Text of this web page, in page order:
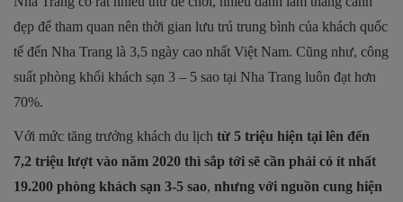
đẹp để tham quan nên thời gian lưu trú trung bình của khách quốc
tế đến Nha Trang là 3,5 ngày cao nhất Việt Nam. Cũng như, công
suất phòng khối khách sạn 3 – 5 sao tại Nha Trang luôn đạt hơn
70%.
Với mức tăng trưởng khách du lịch từ 5 triệu hiện tại lên đến
7,2 triệu lượt vào năm 2020 thì sắp tới sẽ cần phải có ít nhất
19.200 phòng khách sạn 3-5 sao, nhưng với nguồn cung hiện